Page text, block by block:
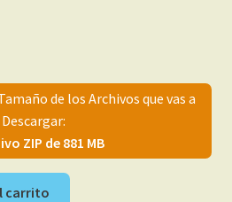
hijo
de los Archivos que vas a
Descargar:
ZIP de 881 MB
carrito